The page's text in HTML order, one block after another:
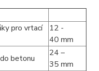
pro vrtací
12 -
40 mm
betonu
24 –
35 mm